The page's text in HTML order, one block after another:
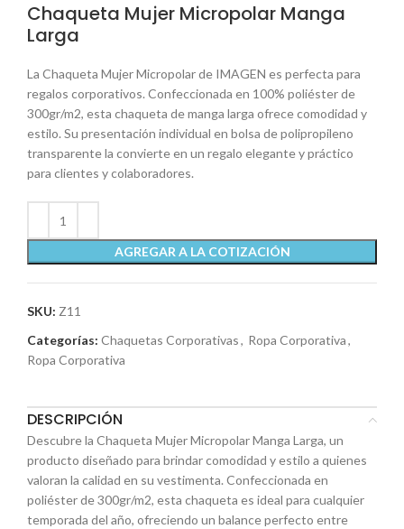
Chaqueta Mujer Micropolar Manga
Larga
La Chaqueta Mujer Micropolar de IMAGEN es perfecta para
regalos corporativos. Confeccionada en 100% poliéster de
300gr/m2, esta chaqueta de manga larga ofrece comodidad y
estilo. Su presentación individual en bolsa de polipropileno
transparente la convierte en un regalo elegante y práctico
para clientes y colaboradores.
AGREGAR A LA COTIZACIÓN
SKU: Z11
Categorías: Chaquetas Corporativas, Ropa Corporativa,
Ropa Corporativa
DESCRIPCIÓN
Descubre la Chaqueta Mujer Micropolar Manga Larga, un
producto diseñado para brindar comodidad y estilo a quienes
valoran la calidad en su vestimenta. Confeccionada en
poliéster de 300gr/m2, esta chaqueta es ideal para cualquier
temporada del año, ofreciendo un balance perfecto entre